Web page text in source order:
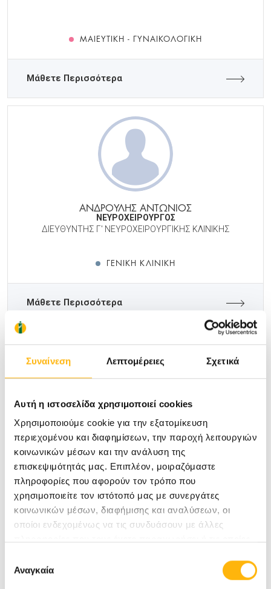
Συναίνεση Λεπτομέρειες Σχετικά
Αυτή η ιστοσελίδα χρησιμοποιεί cookies
Χρησιμοποιούμε cookie για την εξατομίκευση
περιεχομένου και διαφημίσεων, την παροχή λειτουργιών
κοινωνικών μέσων και την ανάλυση της
επισκεψιμότητάς μας. Επιπλέον, μοιραζόμαστε
πληροφορίες που αφορούν τον τρόπο που
χρησιμοποιείτε τον ιστότοπό μας με συνεργάτες
κοινωνικών μέσων, διαφήμισης και αναλύσεων, οι
οποίοι ενδεχομένως να τις συνδυάσουν με άλλες
των υπηρεσιών τους.
συγκατάθεσης
Αναγκαία
ΜΑΙΕΥΤΙΚΉ - ΓΥΝΑΙΚΟΛΟΓΙΚΉ
Μάθετε Περισσότερα
ΑΝΔΡΟΥΛΗΣ ΑΝΤΩΝΙΟΣ
ΝΕΥΡΟΧΕΙΡΟΥΡΓΟΣ
ΔΙΕΥΘΥΝΤΗΣ Γ' ΝΕΥΡΟΧΕΙΡΟΥΡΓΙΚΗΣ ΚΛΙΝΙΚΗΣ
ΓΕΝΙΚΉ ΚΛΙΝΙΚΉ
Μάθετε Περισσότερα
ΑΝΕΣΤΗΣ ΗΛΙΑΣ
ΟΦΘΑΛΜΙΑΤΡΟΣ
ΓΕΝΙΚΉ ΚΛΙΝΙΚΉ
Μάθετε Περισσότερα